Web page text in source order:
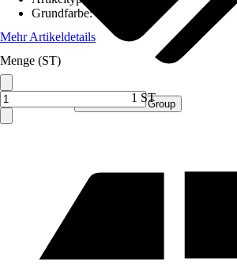
Verkauf durch: Procommerce Group
Grundfarbe:
Mehr Artikeldetails
Menge (ST)
1 ST